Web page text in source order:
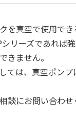
を真空で使用でき
リーズであれば
きません。
ては、真空ポン
談にお問い合わせ